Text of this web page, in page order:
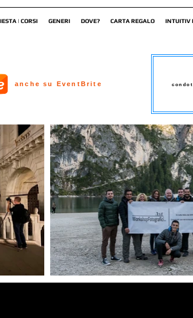
| CORSI GENERI DOVE? CARTA REGALO INTUITIV
anche su EventBrite